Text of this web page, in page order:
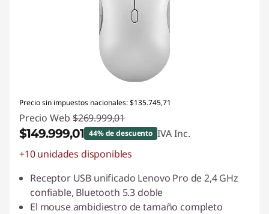
Precio sin impuestos nacionales: $135.745,71
Precio Web $269.999,01
$149.999,01 44% de descuento IVA Inc.
Descuento prod (inc IVA) :
+10 unidades disponibles
Receptor USB unificado Lenovo Pro de 2,4 GHz
confiable, Bluetooth 5.3 doble
El mouse ambidiestro de tamaño completo